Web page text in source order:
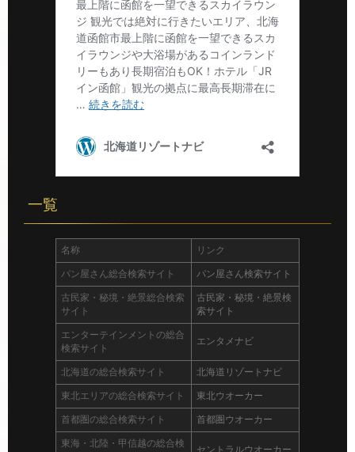
一覧
名称 リンク
パン屋さん総合検索サイト パン屋さん検索サイト
古民家・秘境・絶景総合検索
サイト
古民家・秘境・絶景検
索サイト
エンターテインメントの総合
検索サイト
エンタメナビ
北海道の総合検索サイト 北海道リゾートナビ
東北エリアの総合検索サイト 東北ウオーカー
首都圏の総合検索サイト 首都圏ウオーカー
東海・北陸・甲信越の総合検